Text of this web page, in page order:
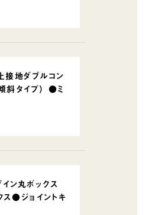
地ダブルコン
斜タイプ） ●ミ
ン丸ボックス
●ジョイントキ